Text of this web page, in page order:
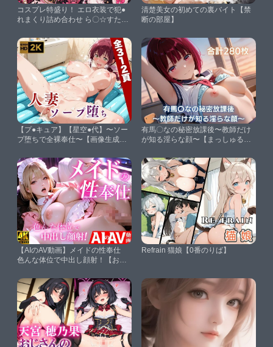
コスプレ特盛り！ エロ衣装で犯●
れまくり詰め合わせ ら〇☆すた
清楚美女の初めての裏バイト【禁
断の部屋】
【プ●キュア】【星空●代】〜ソー
プ堕ちで全裸奉仕〜【画像生成マ
有馬〇なの秘密放課後〜教師だけ
が知る淫らな顔〜【まっしゅるー
【AIのAV動画】メイドの性奉仕
色んな体位で中出し顔射！【おく
Refrain 猫娘【0番のりば】